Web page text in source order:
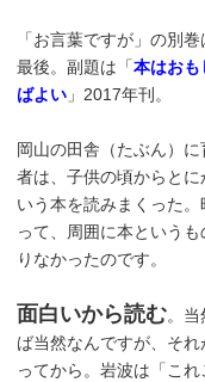
「お言葉ですが」の別
最後。副題は「本はおも
ばよい 」2017年刊。
岡山の田舎（たぶん）
者は、子供の頃からとに
いう本を読みまくった。
って、周囲に本というも
りなかったのです。
面白いから読む。当
ば当然なんですが、そ
ってから。岩波は「こ